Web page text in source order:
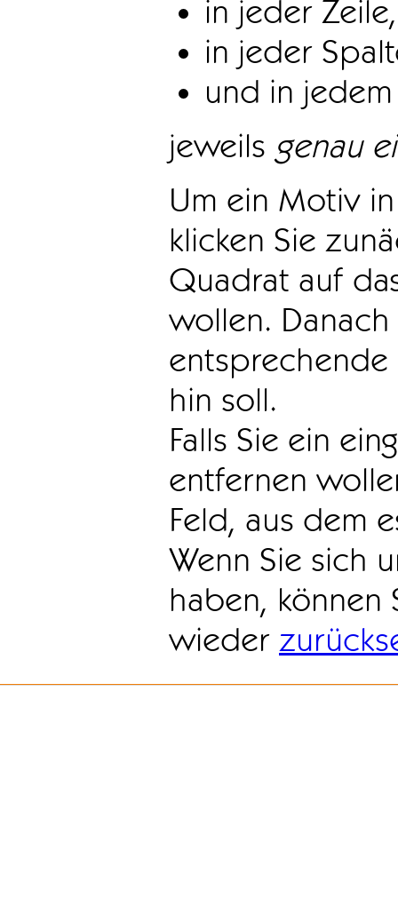
in jeder Zeile,
in jeder
und in
jeweils genau
Um ein Motiv
klicken Sie
Quadrat auf
wollen.
hin soll.
Falls Sie ein
entfernen
Feld, aus dem
Wenn Sie sich
haben, können
wieder